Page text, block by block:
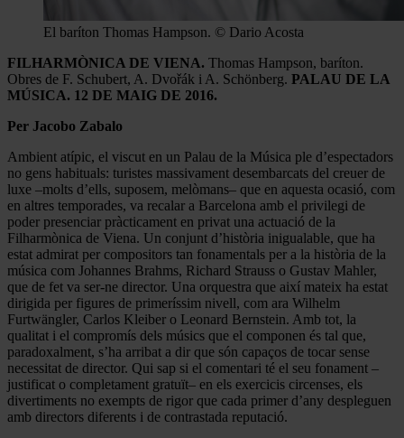
El baríton Thomas Hampson. © Dario Acosta
FILHARMÒNICA DE VIENA. Thomas Hampson, baríton.
Obres de F. Schubert, A. Dvořák i A. Schönberg. PALAU DE LA
MÚSICA. 12 DE MAIG DE 2016.
Per Jacobo Zabalo
Ambient atípic, el viscut en un Palau de la Música ple d’espectadors
no gens habituals: turistes massivament desembarcats del creuer de
luxe –molts d’ells, suposem, melòmans– que en aquesta ocasió, com
en altres temporades, va recalar a Barcelona amb el privilegi de
poder presenciar pràcticament en privat una actuació de la
Filharmònica de Viena. Un conjunt d’història inigualable, que ha
estat admirat per compositors tan fonamentals per a la història de la
música com Johannes Brahms, Richard Strauss o Gustav Mahler,
que de fet va ser-ne director. Una orquestra que així mateix ha estat
dirigida per figures de primeríssim nivell, com ara Wilhelm
Furtwängler, Carlos Kleiber o Leonard Bernstein. Amb tot, la
qualitat i el compromís dels músics que el componen és tal que,
paradoxalment, s’ha arribat a dir que són capaços de tocar sense
necessitat de director. Qui sap si el comentari té el seu fonament –
justificat o completament gratuït– en els exercicis circenses, els
divertiments no exempts de rigor que cada primer d’any despleguen
amb directors diferents i de contrastada reputació.